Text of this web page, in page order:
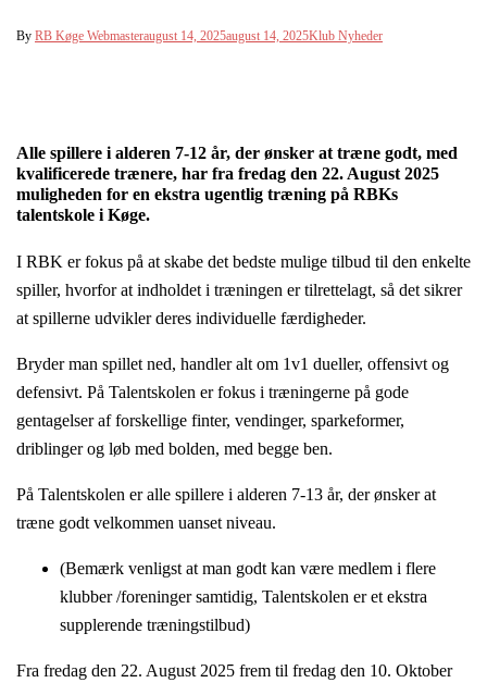
By RB Køge Webmasteraugust 14, 2025august 14, 2025Klub Nyheder
Alle spillere i alderen 7-12 år, der ønsker at træne godt, med
kvalificerede trænere, har fra fredag den 22. August 2025
muligheden for en ekstra ugentlig træning på RBKs
talentskole i Køge.
I RBK er fokus på at skabe det bedste mulige tilbud til den enkelte
spiller, hvorfor at indholdet i træningen er tilrettelagt, så det sikrer
at spillerne udvikler deres individuelle færdigheder.
Bryder man spillet ned, handler alt om 1v1 dueller, offensivt og
defensivt. På Talentskolen er fokus i træningerne på gode
gentagelser af forskellige finter, vendinger, sparkeformer,
driblinger og løb med bolden, med begge ben.
På Talentskolen er alle spillere i alderen 7-13 år, der ønsker at
træne godt velkommen uanset niveau.
(Bemærk venligst at man godt kan være medlem i flere
klubber /foreninger samtidig, Talentskolen er et ekstra
supplerende træningstilbud)
Fra fredag den 22. August 2025 frem til fredag den 10. Oktober